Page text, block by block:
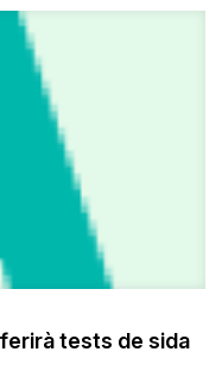
tests de sida